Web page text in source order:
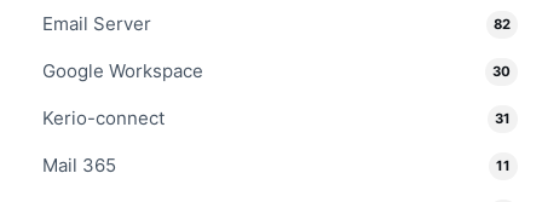
Email Server 82
Google Workspace 30
Kerio-connect 31
Mail 365 11